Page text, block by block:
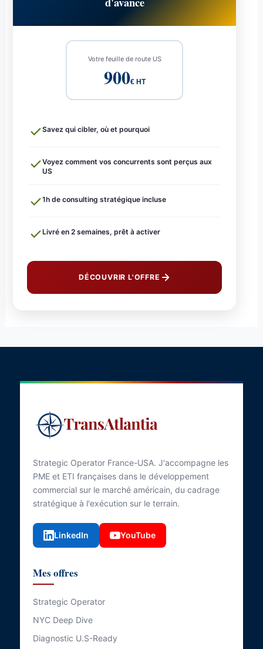
Votre feuille de route US
900€ HT
Savez qui cibler, où et pourquoi
Voyez comment vos concurrents sont perçus aux
US
1h de consulting stratégique incluse
Livré en 2 semaines, prêt à activer
DÉCOUVRIR L'OFFRE
Strategic Operator France-USA. J'accompagne les
PME et ETI françaises dans le développement
commercial sur le marché américain, du cadrage
stratégique à l'exécution sur le terrain.
LinkedIn YouTube
Mes offres
Strategic Operator
NYC Deep Dive
Diagnostic U.S-Ready